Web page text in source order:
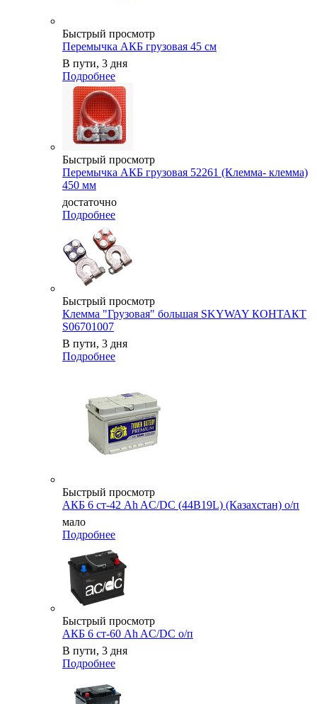
Быстрый просмотр
Перемычка АКБ грузовая 45 см
В пути, 3 дня
Подробнее
Быстрый просмотр
Перемычка АКБ грузовая 52261 (Клемма- клемма)
450 мм
достаточно
Подробнее
Быстрый просмотр
Клемма "Грузовая" большая SKYWAY КОНТАКТ
S06701007
В пути, 3 дня
Подробнее
Быстрый просмотр
АКБ 6 ст-42 Ah AC/DC (44B19L) (Казахстан) о/п
мало
Подробнее
Быстрый просмотр
АКБ 6 ст-60 Ah AC/DC о/п
В пути, 3 дня
Подробнее